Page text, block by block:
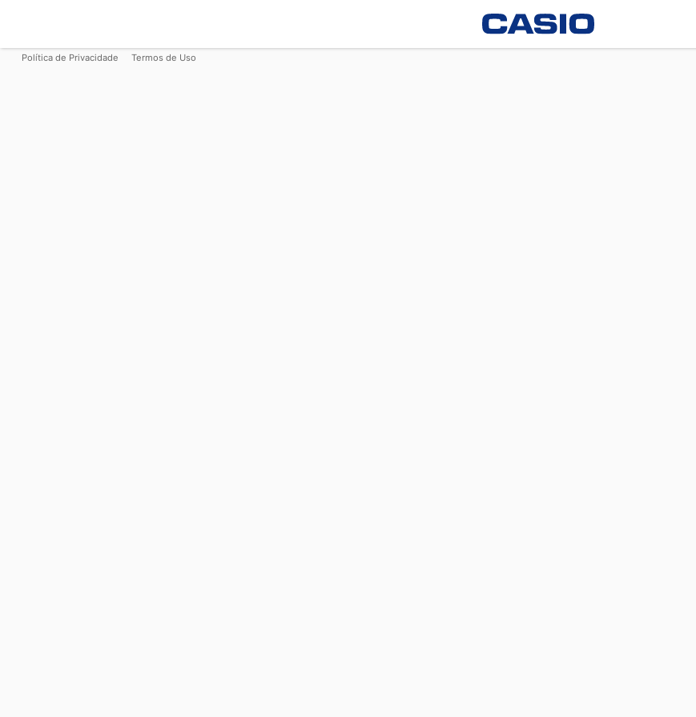
Política de Privacidade Termos de Uso